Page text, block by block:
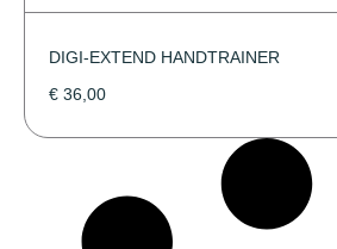
DIGI-EXTEND HANDTRAINER
€ 36,00